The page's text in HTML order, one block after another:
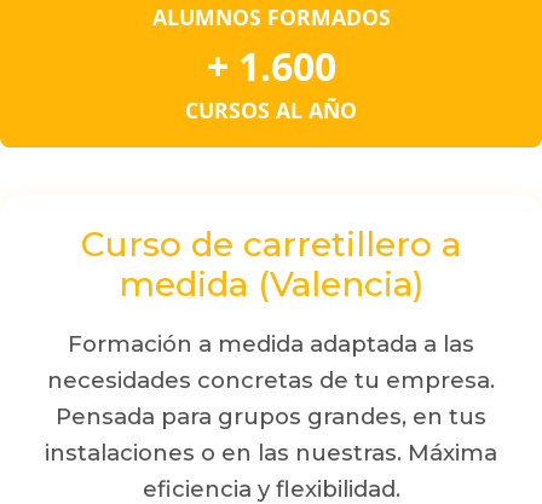
ALUMNOS FORMADOS
+ 1.600
CURSOS AL AÑO
Curso de carretillero a
medida (Valencia)
Formación a medida adaptada a las
necesidades concretas de tu empresa.
Pensada para grupos grandes, en tus
instalaciones o en las nuestras. Máxima
eficiencia y flexibilidad.